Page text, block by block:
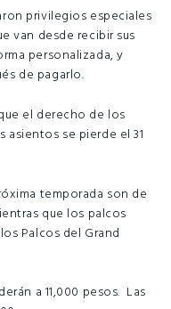
privilegios especiales
van desde recibir sus
personalizada, y
de pagarlo.
el derecho de los
asientos se pierde el 31
temporada son de
que los palcos
Palcos del Grand
a 11,000 pesos. Las